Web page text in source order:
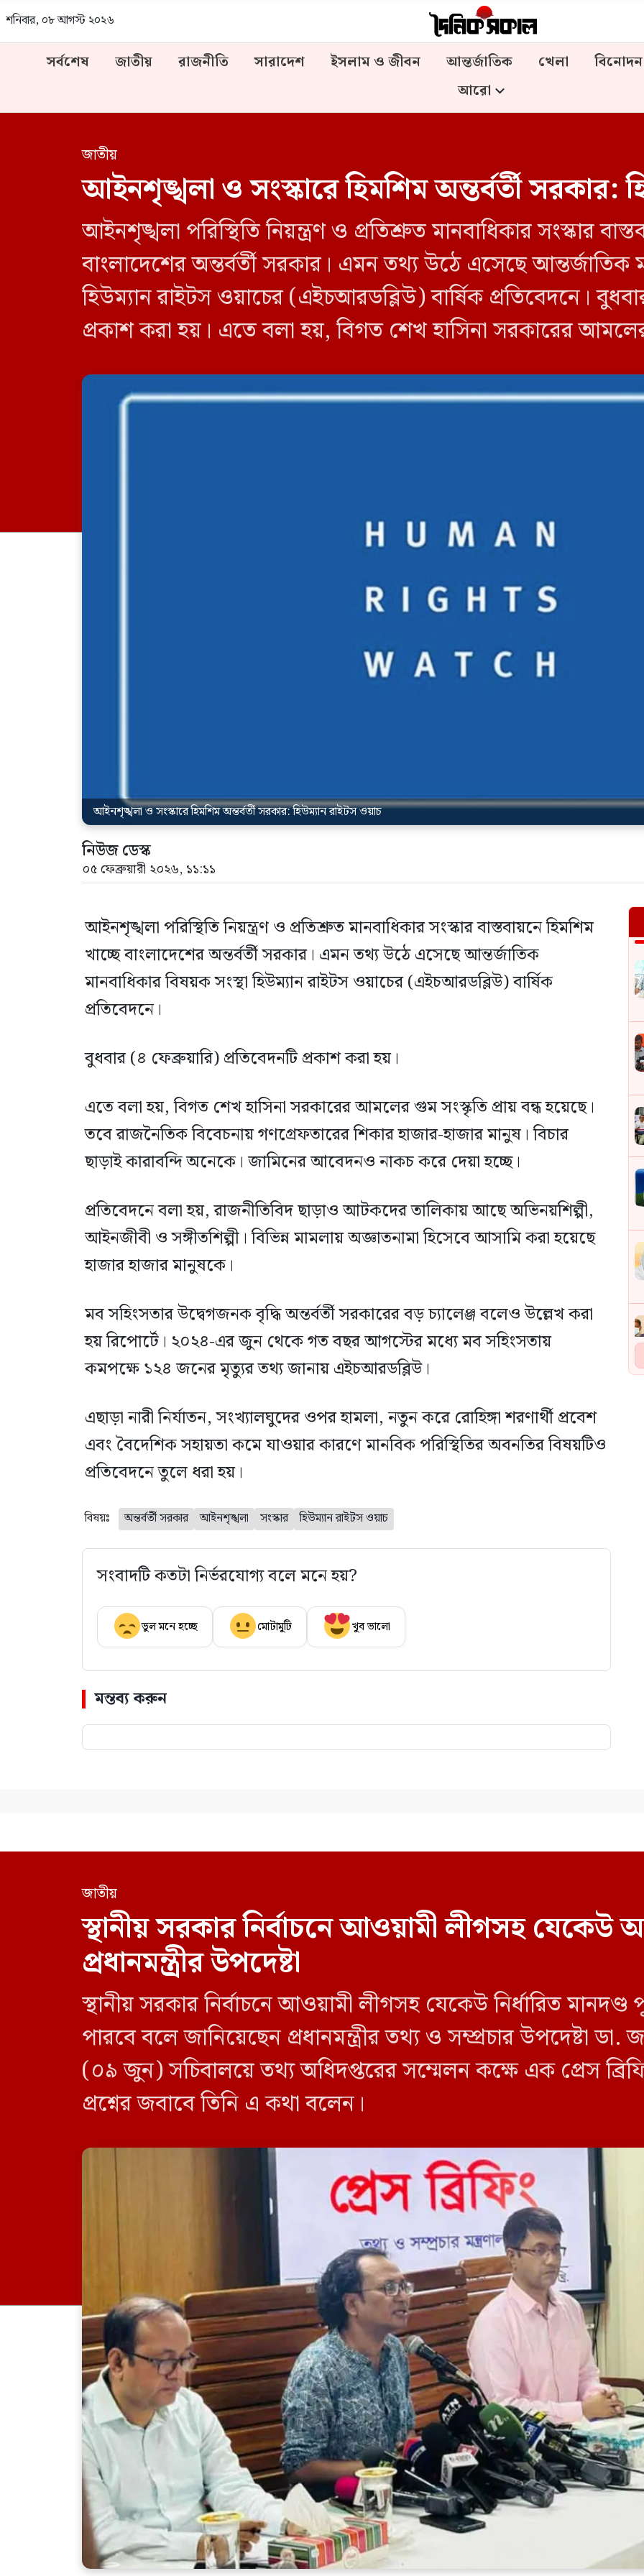
শনিবার, ০৮ আগস্ট ২০২৬
সর্বশেষ জাতীয় রাজনীতি সারাদেশ ইসলাম ও জীবন আন্তর্জাতিক খেলা বিনোদন
আরো
জাতীয়
আইনশৃঙ্খলা ও সংস্কারে হিমশিম অন্তর্বর্তী সরকার:
আইনশৃঙ্খলা পরিস্থিতি নিয়ন্ত্রণ ও প্রতিশ্রুত মানবাধিকার সংস্কার
বাংলাদেশের অন্তর্বর্তী সরকার। এমন তথ্য উঠে এসেছে আন্তর্জাতিক
হিউম্যান রাইটস ওয়াচের (এইচআরডব্লিউ) বার্ষিক প্রতিবেদনে।
প্রকাশ করা হয়। এতে বলা হয়, বিগত শেখ হাসিনা সরকারের
আইনশৃঙ্খলা ও সংস্কারে হিমশিম অন্তর্বর্তী সরকার: হিউম্যান রাইটস ওয়াচ
নিউজ ডেস্ক
০৫ ফেব্রুয়ারী ২০২৬, ১১:১১
আইনশৃঙ্খলা পরিস্থিতি নিয়ন্ত্রণ ও প্রতিশ্রুত মানবাধিকার সংস্কার বাস্তবায়নে হিমশিম
খাচ্ছে বাংলাদেশের অন্তর্বর্তী সরকার। এমন তথ্য উঠে এসেছে আন্তর্জাতিক
মানবাধিকার বিষয়ক সংস্থা হিউম্যান রাইটস ওয়াচের (এইচআরডব্লিউ) বার্ষিক
প্রতিবেদনে।
বুধবার (৪ ফেব্রুয়ারি) প্রতিবেদনটি প্রকাশ করা হয়।
এতে বলা হয়, বিগত শেখ হাসিনা সরকারের আমলের গুম সংস্কৃতি প্রায় বন্ধ হয়েছে।
তবে রাজনৈতিক বিবেচনায় গণগ্রেফতারের শিকার হাজার-হাজার মানুষ। বিচার
ছাড়াই কারাবন্দি অনেকে। জামিনের আবেদনও নাকচ করে দেয়া হচ্ছে।
প্রতিবেদনে বলা হয়, রাজনীতিবিদ ছাড়াও আটকদের তালিকায় আছে অভিনয়শিল্পী,
আইনজীবী ও সঙ্গীতশিল্পী। বিভিন্ন মামলায় অজ্ঞাতনামা হিসেবে আসামি করা হয়েছে
হাজার হাজার মানুষকে।
মব সহিংসতার উদ্বেগজনক বৃদ্ধি অন্তর্বর্তী সরকারের বড় চ্যালেঞ্জ বলেও উল্লেখ করা
হয় রিপোর্টে। ২০২৪-এর জুন থেকে গত বছর আগস্টের মধ্যে মব সহিংসতায়
কমপক্ষে ১২৪ জনের মৃত্যুর তথ্য জানায় এইচআরডব্লিউ।
এছাড়া নারী নির্যাতন, সংখ্যালঘুদের ওপর হামলা, নতুন করে রোহিঙ্গা শরণার্থী প্রবেশ
এবং বৈদেশিক সহায়তা কমে যাওয়ার কারণে মানবিক পরিস্থিতির অবনতির বিষয়টিও
প্রতিবেদনে তুলে ধরা হয়।
বিষয়ঃ অন্তর্বর্তী সরকার আইনশৃঙ্খলা সংস্কার হিউম্যান রাইটস ওয়াচ
সংবাদটি কতটা নির্ভরযোগ্য বলে মনে হয়?
ভুল মনে হচ্ছে মোটামুটি খুব ভালো
মন্তব্য করুন
জাতীয়
স্থানীয় সরকার নির্বাচনে আওয়ামী লীগসহ যেকেউ
প্রধানমন্ত্রীর উপদেষ্টা
স্থানীয় সরকার নির্বাচনে আওয়ামী লীগসহ যেকেউ নির্ধারিত
পারবে বলে জানিয়েছেন প্রধানমন্ত্রীর তথ্য ও সম্প্রচার উপদেষ্টা
(০৯ জুন) সচিবালয়ে তথ্য অধিদপ্তরের সম্মেলন কক্ষে এক প্রেস
প্রশ্নের জবাবে তিনি এ কথা বলেন।